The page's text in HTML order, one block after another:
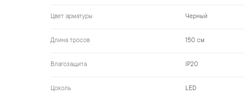
Цвет арматуры Черный
Длина тросов 150 см
Влагозащита IP20
Цоколь LED